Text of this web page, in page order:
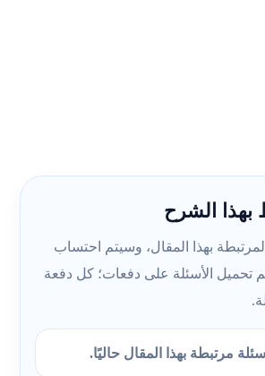
بهذا الشرح
بهذا المقال، وسيتم احتساب
تحميل الأسئلة على دفعات؛ كل دفعة
مرتبطة بهذا المقال حاليًا.